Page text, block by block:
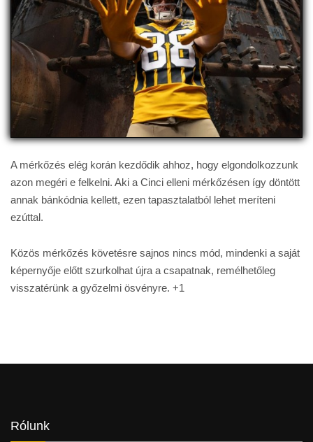
A mérkőzés elég korán kezdődik ahhoz, hogy elgondolkozzunk
azon megéri e felkelni. Aki a Cinci elleni mérkőzésen így döntött
annak bánkódnia kellett, ezen tapasztalatból lehet meríteni
ezúttal.
Közös mérkőzés követésre sajnos nincs mód, mindenki a saját
képernyője előtt szurkolhat újra a csapatnak, remélhetőleg
visszatérünk a győzelmi ösvényre. +1
Rólunk